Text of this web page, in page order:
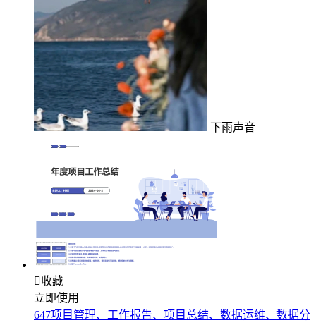
下雨声音
收藏
立即使用
647项目管理、工作报告、项目总结、数据运维、数据分